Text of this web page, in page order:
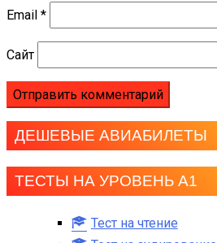
Email *
Сайт
ДЕШЕВЫЕ АВИАБИЛЕТЫ
ТЕСТЫ НА УРОВЕНЬ А1
Тест на чтение